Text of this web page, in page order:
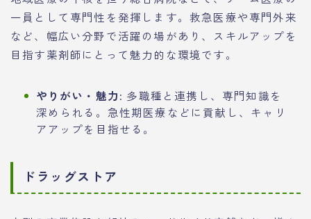
一員として専門性を発揮します。救急医療や専門外来
など、幅広い分野で活躍の場があり、スキルアップを
目指す薬剤師にとって魅力的な環境です。
やりがい・魅力: 多職種と連携し、専門知識を
深められる。急性期医療などに貢献し、キャリ
アアップを目指せる。
ドラッグストア